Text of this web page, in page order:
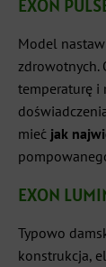
EXON
Model
zdrowotnych.
temperaturę i
mieć jak
EXON
Typowo
konstrukcja,